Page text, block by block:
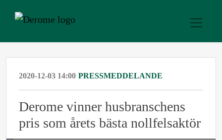
2020-12-03 14:00 PRESSMEDDELANDE
Derome vinner husbranschens
pris som årets bästa nollfelsaktör